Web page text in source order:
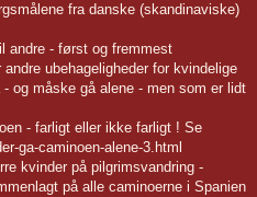
fra danske (skandinaviske)
andre - først og fremmest
ubehageligheder for kvindelige
og måske gå alene - men som er lidt
- farligt eller ikke farligt ! Se
ga-caminoen-alene-3.html
kvinder på pilgrimsvandring -
på alle caminoerne i Spanien